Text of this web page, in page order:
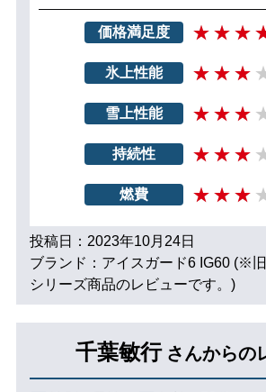
価格満足度
氷上性能
雪上性能
持続性
燃費
投稿日：2023年10月24日
ブランド：アイスガード6 IG60 (※
シリーズ商品のレビューです。)
千葉敏行 さんからの